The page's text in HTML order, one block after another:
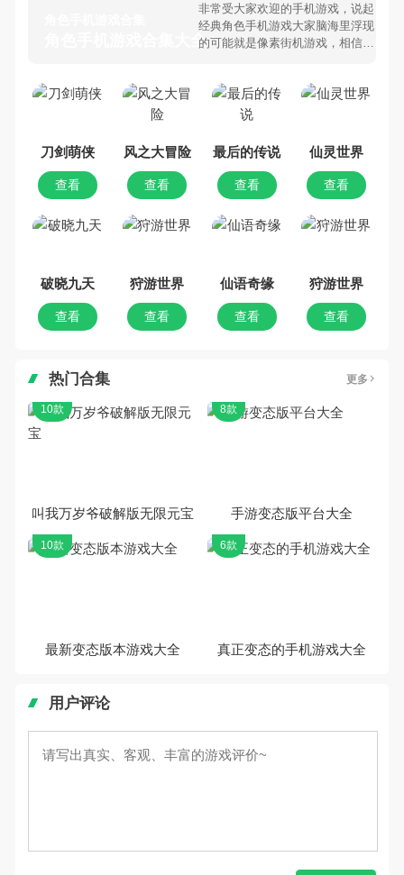
角色手机游戏合集大全 >
非常受大家欢迎的手机游戏，说起
经典角色手机游戏大家脑海里浮现
的可能就是像素街机游戏，相信很
色手机游戏有哪些呢？游戏今天，
乐途下载站小编芒果味的怪咖给大
集，欢迎大家前来选择下载体验
刀剑萌侠
查看
风之大冒险
查看
最后的传说
查看
仙灵世界
查看
破晓九天
查看
狩游世界
查看
仙语奇缘
查看
狩游世界
查看
热门合集 更多
叫我万岁爷破解版无限元宝
10款
手游变态版平台大全
8款
最新变态版本游戏大全
10款
真正变态的手机游戏大全
6款
用户评论